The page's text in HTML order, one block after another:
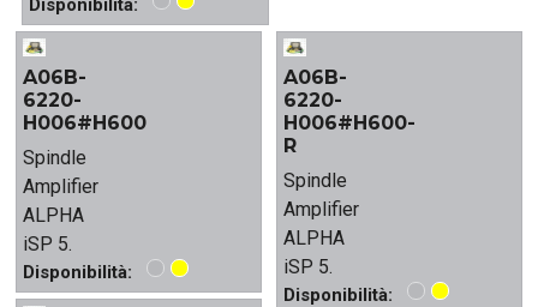
Disponibilità:
A06B-
6220-
H006#H600
Spindle
Amplifier
ALPHA
iSP 5.
Disponibilità:
A06B-
6220-
H006#H600-
R
Spindle
Amplifier
ALPHA
iSP 5.
Disponibilità: